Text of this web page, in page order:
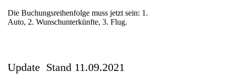
Die Buchungsreihenfolge muss jetzt sein: 1.
Auto, 2. Wunschunterkünfte, 3. Flug.
Update Stand 11.09.2021